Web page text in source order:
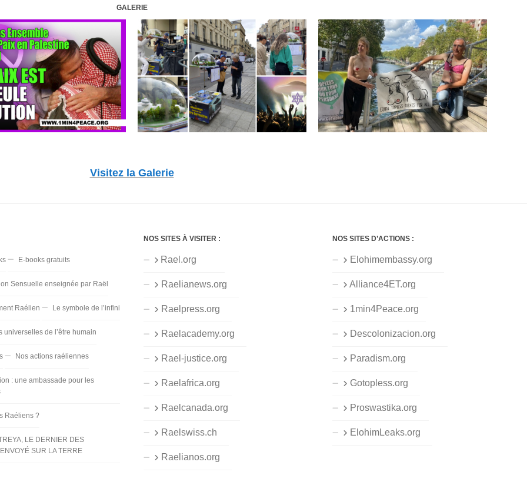
GALERIE
Visitez la Galerie
E-books gratuits
Sensuelle enseignée par Raël
Raélien Le symbole de l’infini
universelles de l’être humain
Nos actions raéliennes
: une ambassade pour les
Raéliens ?
LE DERNIER DES
SUR LA TERRE
NOS SITES À VISITER :
Rael.org
Raelianews.org
Raelpress.org
Raelacademy.org
Rael-justice.org
Raelafrica.org
Raelcanada.org
Raelswiss.ch
Raelianos.org
NOS SITES D’ACTIONS :
Elohimembassy.org
Alliance4ET.org
1min4Peace.org
Descolonizacion.org
Paradism.org
Gotopless.org
Proswastika.org
ElohimLeaks.org